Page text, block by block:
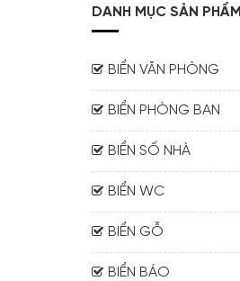
DANH MỤC SẢN PHẨM
BIỂN VĂN PHÒNG
BIỂN PHÒNG BAN
BIỂN SỐ NHÀ
BIỂN WC
BIỂN GỖ
BIỂN BÁO